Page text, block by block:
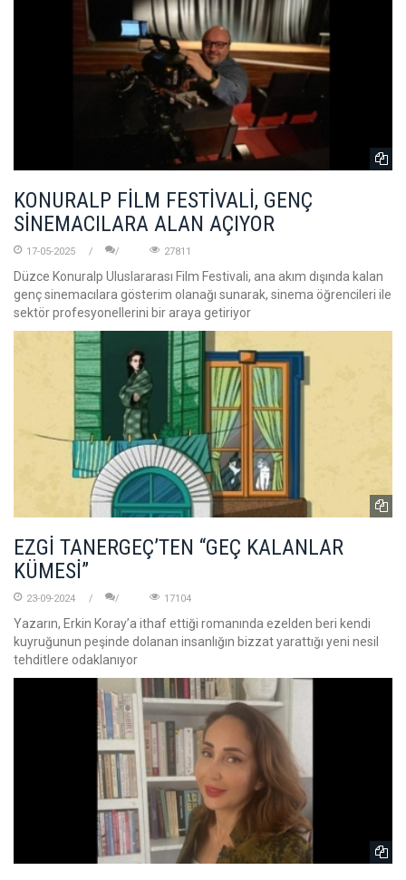
KONURALP FİLM FESTİVALİ, GENÇ
SİNEMACILARA ALAN AÇIYOR
17-05-2025 27811
Düzce Konuralp Uluslararası Film Festivali, ana akım dışında kalan
genç sinemacılara gösterim olanağı sunarak, sinema öğrencileri ile
sektör profesyonellerini bir araya getiriyor
EZGİ TANERGEÇ’TEN “GEÇ KALANLAR
KÜMESİ”
23-09-2024 17104
Yazarın, Erkin Koray’a ithaf ettiği romanında ezelden beri kendi
kuyruğunun peşinde dolanan insanlığın bizzat yarattığı yeni nesil
tehditlere odaklanıyor